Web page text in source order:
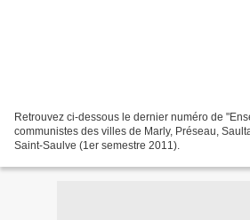
Retrouvez ci-dessous le dernier numéro de
communistes des villes de Marly, Préseau,
Saint-Saulve (1er semestre 2011).